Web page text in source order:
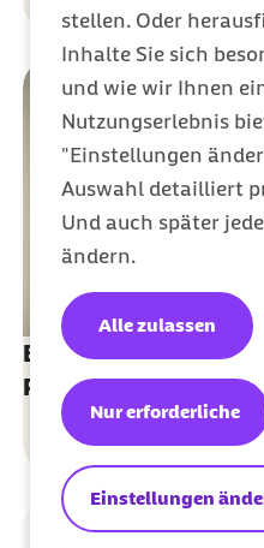
stellen. Oder
Inhalte Sie sich
und wie wir Ihnen
Nutzungserlebnis
"Einstellungen
Auswahl detailliert
Und auch später
ändern.
Einstellungen
Nur erforderliche
Alle zulassen
Barmer eCare: Die
Patientenakte